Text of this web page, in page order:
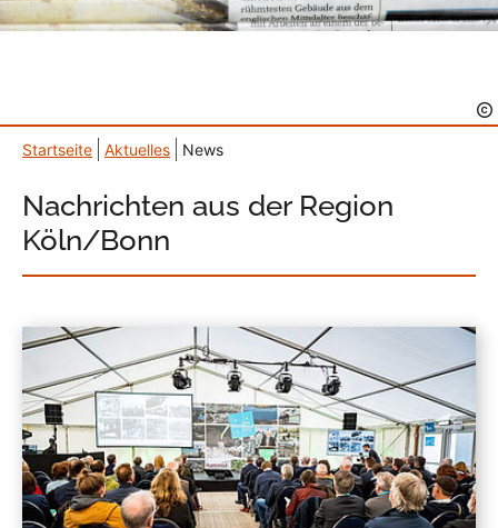
Startseite Aktuelles News
Nachrichten aus der Region
Köln/Bonn